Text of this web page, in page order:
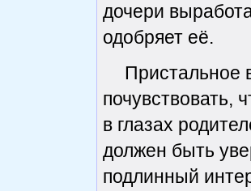
дочери
одобряет её.
Пристальное
почувствовать,
в глазах
должен быть
подлинный